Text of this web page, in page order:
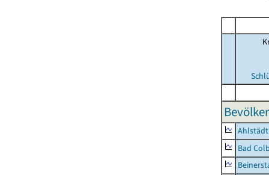
Ahlstädt
Bad